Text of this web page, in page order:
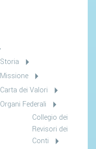
Storia
Missione
Carta dei Valori
Organi Federali
Collegio dei
Revisori dei
Conti